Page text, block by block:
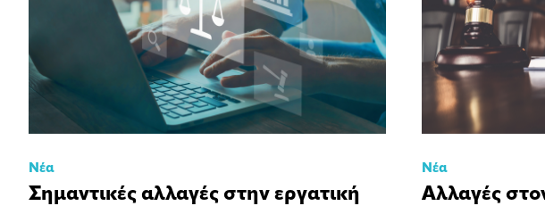
Νέα
Σημαντικές αλλαγές στην εργατική
Νέα
Αλλαγές